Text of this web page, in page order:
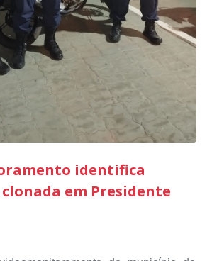
através de depoimentos
pais e professores no decorrer da
desenvolvimento educacional.
identifica
em Presidente
do município de